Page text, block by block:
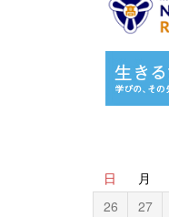
日 月
26 27